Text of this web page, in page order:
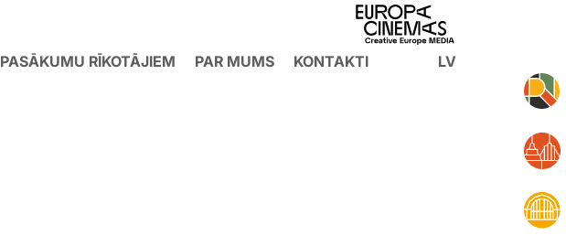
PASĀKUMU RĪKOTĀJIEM PAR MUMS KONTAKTI
LV